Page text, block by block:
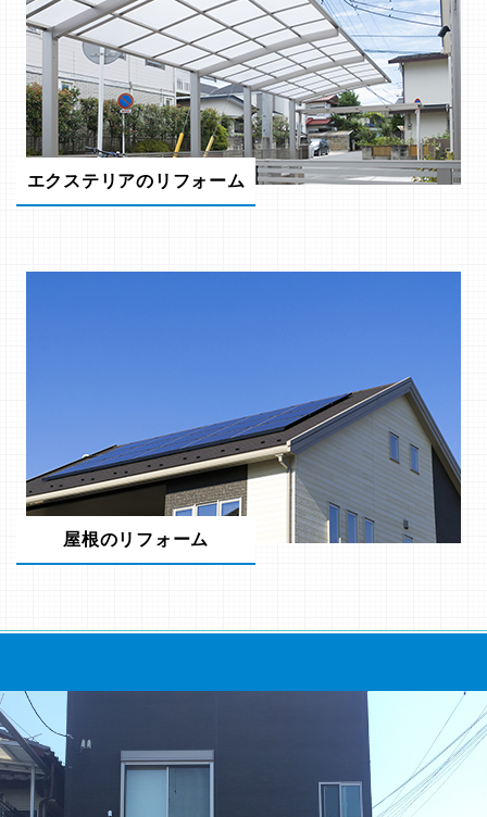
エクステリアのリフォーム
屋根のリフォーム